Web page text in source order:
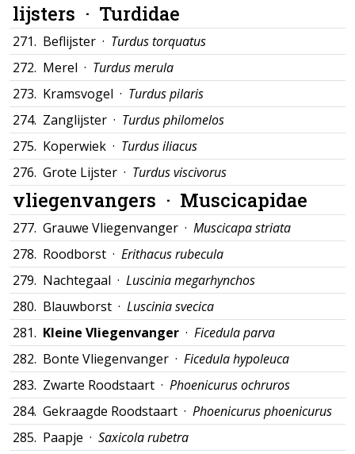
lijsters · Turdidae
271. Beflijster · Turdus torquatus
272. Merel · Turdus merula
273. Kramsvogel · Turdus pilaris
274. Zanglijster · Turdus philomelos
275. Koperwiek · Turdus iliacus
276. Grote Lijster · Turdus viscivorus
vliegenvangers · Muscicapidae
277. Grauwe Vliegenvanger · Muscicapa striata
278. Roodborst · Erithacus rubecula
279. Nachtegaal · Luscinia megarhynchos
280. Blauwborst · Luscinia svecica
281. Kleine Vliegenvanger · Ficedula parva
282. Bonte Vliegenvanger · Ficedula hypoleuca
283. Zwarte Roodstaart · Phoenicurus ochruros
284. Gekraagde Roodstaart · Phoenicurus phoenicurus
285. Paapje · Saxicola rubetra